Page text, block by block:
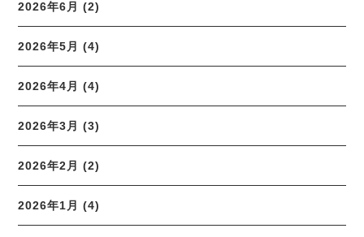
2026年6月 (2)
2026年5月 (4)
2026年4月 (4)
2026年3月 (3)
2026年2月 (2)
2026年1月 (4)